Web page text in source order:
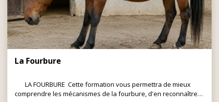
La Fourbure
comprendre les mécanismes de la fourbure, d'en reconnaître